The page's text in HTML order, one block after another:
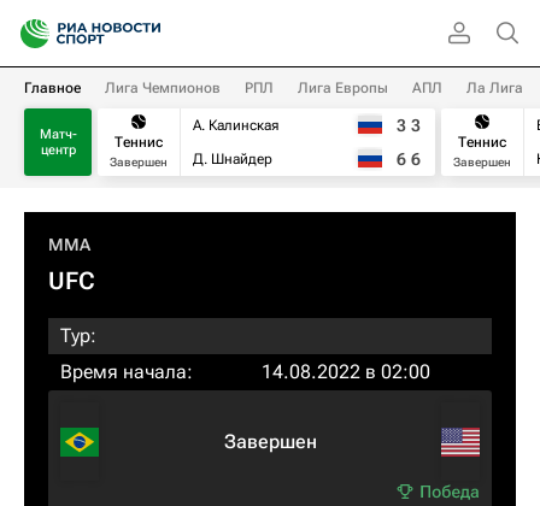
Главное Лига Чемпионов РПЛ Лига Европы АПЛ Ла Лига
Матч-
центр
Теннис
Завершен
А. Калинская
Д. Шнайдер
3 3
6 6
Теннис
Завершен
MMA
UFC
Тур:
Время начала:
14.08.2022 в 02:00
Завершен